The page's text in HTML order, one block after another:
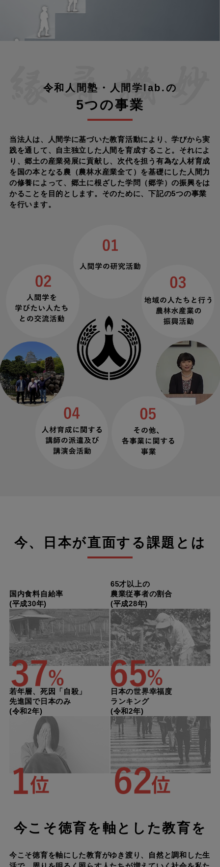
令和人間塾・人間学lab.​の
5つの事業
当法人は、人間学に基づいた教育活動により、学びから実
践を通して、自主独立した人間を育成すること。それによ
り、郷土の産業発展に貢献し、次代を担う有為な人材育成
を国の本となる農（農林水産業全て）を基礎にした人間力
の修養によって、郷土に根ざした学問（郷学）の振興をは
かることを目的とします。そのために、下記の5つの事業
を行います。
今、日本が直面する課題とは
国内食料自給率
(平成30年)
65才以上の
農業従事者の割合
(平成28年)
若年層、死因「自殺」
先進国で日本のみ
(令和2年)
日本の世界幸福度
ランキング
(令和2年)
今こそ徳育を軸とした教育を
今こそ徳育を軸にした教育がゆき渡り、自然と調和した生